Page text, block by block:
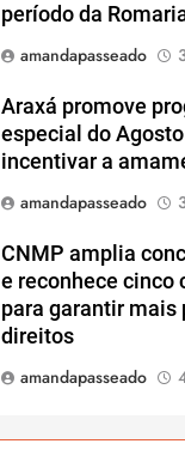
período da
amandapasseado
Araxá promove
especial do
incentivar a
amandapasseado
CNMP amplia
e reconhece cinco
para garantir mais
direitos
amandapasseado